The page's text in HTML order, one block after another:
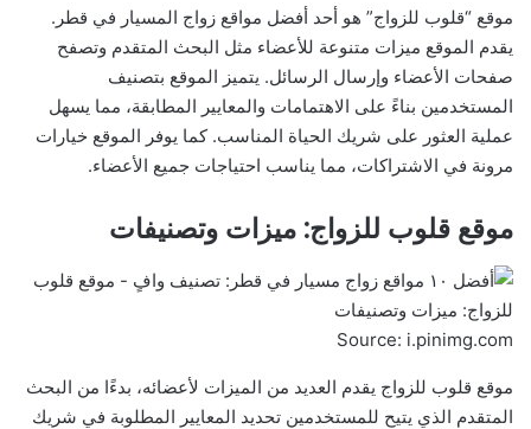
موقع “قلوب للزواج” هو أحد أفضل مواقع زواج المسيار في قطر.
يقدم الموقع ميزات متنوعة للأعضاء مثل البحث المتقدم وتصفح
صفحات الأعضاء وإرسال الرسائل. يتميز الموقع بتصنيف
المستخدمين بناءً على الاهتمامات والمعايير المطابقة، مما يسهل
عملية العثور على شريك الحياة المناسب. كما يوفر الموقع خيارات
مرونة في الاشتراكات، مما يناسب احتياجات جميع الأعضاء.
موقع قلوب للزواج: ميزات وتصنيفات
Source: i.pinimg.com
موقع قلوب للزواج يقدم العديد من الميزات لأعضائه، بدءًا من البحث
المتقدم الذي يتيح للمستخدمين تحديد المعايير المطلوبة في شريك